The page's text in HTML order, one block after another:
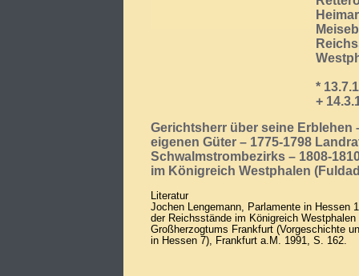
*
+
Gerichtsherr über seine Erblehen
eigenen Güter – 1775-1798
Schwalmstrombezirks – 1808-
im Königreich Westphalen
Literatur
Jochen Lengemann, Parlamente in Hessen
der Reichsstände im Königreich
Großherzogtums Frankfurt (Vorgeschichte
in Hessen 7), Frankfurt a.M. 1991, S. 162.